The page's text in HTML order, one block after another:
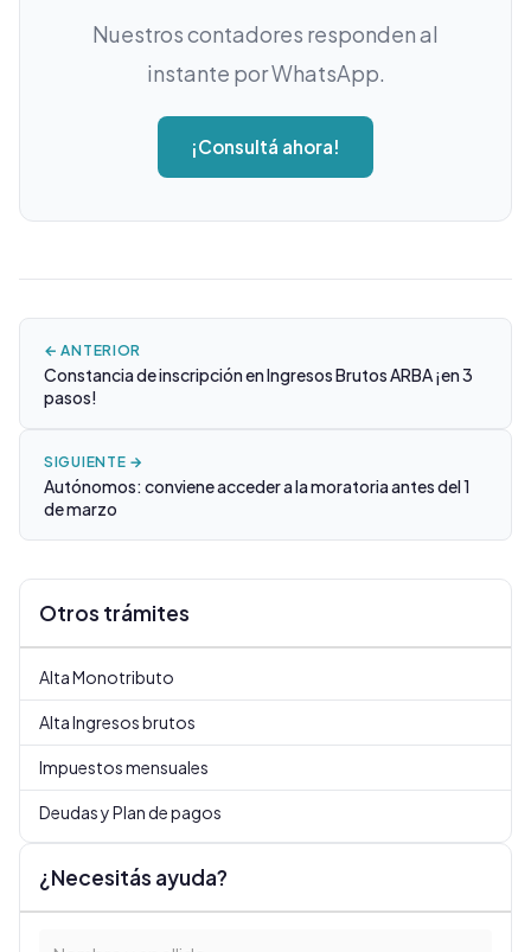
Nuestros contadores responden al
instante por WhatsApp.
¡Consultá ahora!
← ANTERIOR
Constancia de inscripción en Ingresos Brutos ARBA ¡en 3
pasos!
SIGUIENTE →
Autónomos: conviene acceder a la moratoria antes del 1
de marzo
Otros trámites
Alta Monotributo
Alta Ingresos brutos
Impuestos mensuales
Deudas y Plan de pagos
¿Necesitás ayuda?